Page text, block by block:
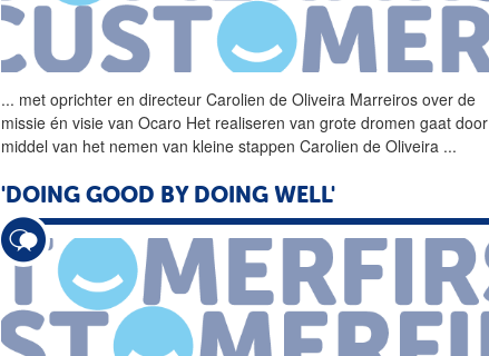
... met oprichter en directeurCarolien de Oliveira Marreiros overde
missie én visie van Ocaro Het realiseren van grote dromen gaat door
middel van het nemen van kleine stappenCarolien de Oliveira ...
'DOING GOOD BY DOING WELL'